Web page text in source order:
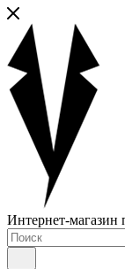
Интернет-магазин